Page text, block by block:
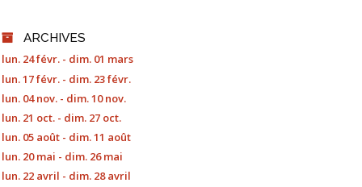
ARCHIVES
lun. 24 févr. - dim. 01 mars
lun. 17 févr. - dim. 23 févr.
lun. 04 nov. - dim. 10 nov.
lun. 21 oct. - dim. 27 oct.
lun. 05 août - dim. 11 août
lun. 20 mai - dim. 26 mai
lun. 22 avril - dim. 28 avril